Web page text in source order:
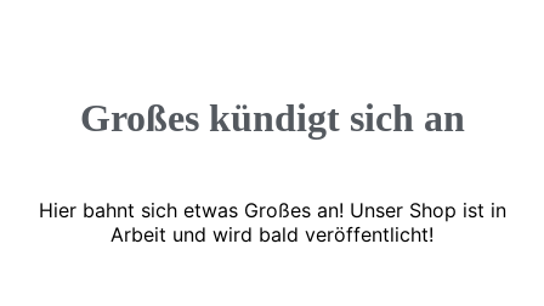
Großes kündigt sich an
Hier bahnt sich etwas Großes an! Unser Shop ist in
Arbeit und wird bald veröffentlicht!